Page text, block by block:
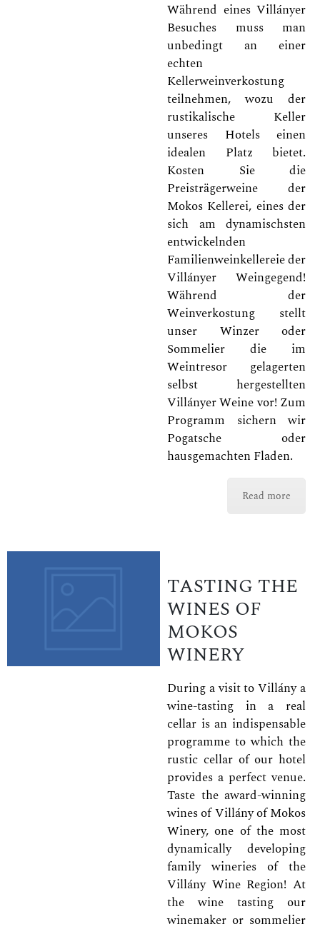
Während eines Villányer
Besuches muss man
unbedingt an einer
echten
Kellerweinverkostung
teilnehmen, wozu der
rustikalische Keller
unseres Hotels einen
idealen Platz bietet.
Kosten Sie die
Preisträgerweine der
Mokos Kellerei, eines der
sich am dynamischsten
entwickelnden
Familienweinkellereie der
Villányer Weingegend!
Während der
Weinverkostung stellt
unser Winzer oder
Sommelier die im
Weintresor gelagerten
selbst hergestellten
Villányer Weine vor! Zum
Programm sichern wir
Pogatsche oder
hausgemachten Fladen.
Read more
TASTING THE
WINES OF
MOKOS
WINERY
During a visit to Villány a
wine-tasting in a real
cellar is an indispensable
programme to which the
rustic cellar of our hotel
provides a perfect venue.
Taste the award-winning
wines of Villány of Mokos
Winery, one of the most
dynamically developing
family wineries of the
Villány Wine Region! At
the wine tasting our
winemaker or sommelier